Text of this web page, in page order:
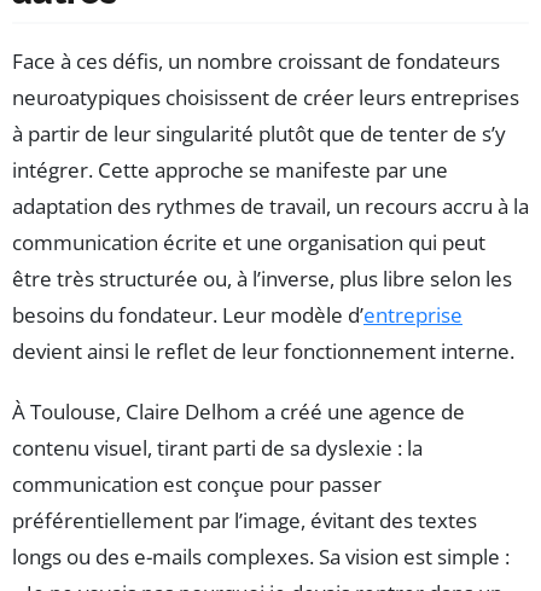
Face à ces défis, un nombre croissant de fondateurs
neuroatypiques choisissent de créer leurs entreprises
à partir de leur singularité plutôt que de tenter de s’y
intégrer. Cette approche se manifeste par une
adaptation des rythmes de travail, un recours accru à la
communication écrite et une organisation qui peut
être très structurée ou, à l’inverse, plus libre selon les
besoins du fondateur. Leur modèle d’entreprise
devient ainsi le reflet de leur fonctionnement interne.
À Toulouse, Claire Delhom a créé une agence de
contenu visuel, tirant parti de sa dyslexie : la
communication est conçue pour passer
préférentiellement par l’image, évitant des textes
longs ou des e-mails complexes. Sa vision est simple :